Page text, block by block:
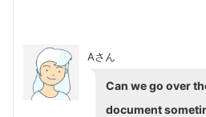
Aさん
Can we go over
document